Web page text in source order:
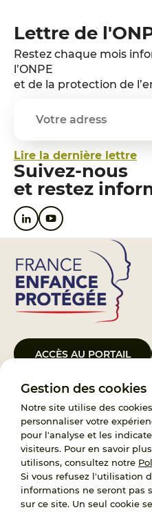
Gestion des cookies
Notre site utilise des
personnaliser votre
pour l'analyse et les
visiteurs. Pour en savoir
utilisons, consultez notre
Si vous refusez l'utilisation
informations ne seront pas
sur ce site. Un seul cookie
Lettre de
Restez chaque mois
l’ONPE
et de la protection de
Lire la dernière lettre
Suivez-nous
et restez
ACCÈS AU PORTAIL
Le Groupement d’Intérêt Public
janvier 2023, a pour objet
119, d’accompagnement des
demandes d’accès aux origines
Protégée est également un
l’ensemble des professionnels,
politique publique à travers le
nationaux.